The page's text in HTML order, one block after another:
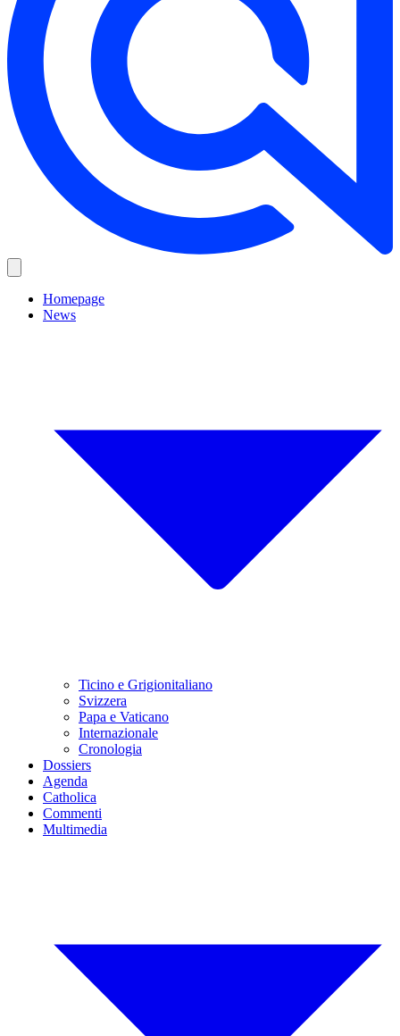
Homepage
News
Ticino e Grigionitaliano
Svizzera
Papa e Vaticano
Internazionale
Cronologia
Dossiers
Agenda
Catholica
Commenti
Multimedia